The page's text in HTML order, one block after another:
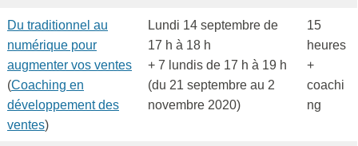
Du traditionnel au
numérique pour
augmenter vos ventes
(Coaching en
développement des
ventes)
Lundi 14 septembre de
17 h à 18 h
+ 7 lundis de 17 h à 19 h
(du 21 septembre au 2
novembre 2020)
15
heures
+
coachi
ng